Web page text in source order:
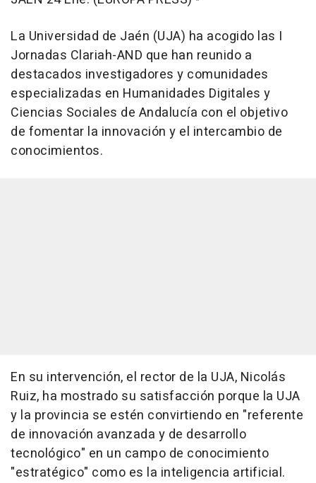
La Universidad de Jaén (UJA) ha acogido las I
Jornadas Clariah-AND que han reunido a
destacados investigadores y comunidades
especializadas en Humanidades Digitales y
Ciencias Sociales de Andalucía con el objetivo
de fomentar la innovación y el intercambio de
conocimientos.
En su intervención, el rector de la UJA, Nicolás
Ruiz, ha mostrado su satisfacción porque la UJA
y la provincia se estén convirtiendo en "referente
de innovación avanzada y de desarrollo
tecnológico" en un campo de conocimiento
"estratégico" como es la inteligencia artificial.